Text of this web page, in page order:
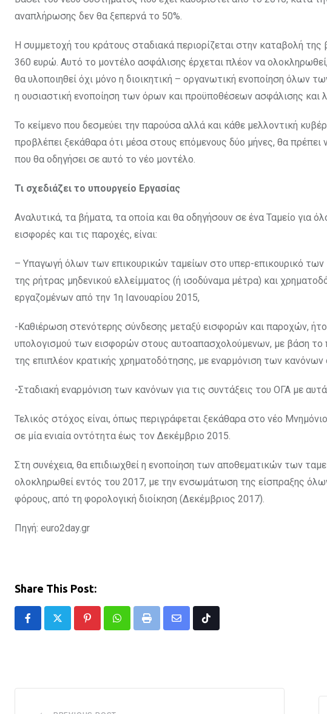
αναπλήρωσης δεν θα ξεπερνά το 50%.
Η συμμετοχή του κράτους σταδιακά περιορίζεται στην καταβολή
360 ευρώ. Αυτό το μοντέλο ασφάλισης έρχεται πλέον να
θα υλοποιηθεί όχι μόνο η διοικητική – οργανωτική ενοποίηση όλων
η ουσιαστική ενοποίηση των όρων και προϋποθέσεων ασφάλισης και
Το κείμενο που δεσμεύει την παρούσα αλλά και κάθε μελλοντική
προβλέπει ξεκάθαρα ότι μέσα στους επόμενους δύο μήνες, θα πρέπει
που θα οδηγήσει σε αυτό το νέο μοντέλο.
Τι σχεδιάζει το υπουργείο Εργασίας
Αναλυτικά, τα βήματα, τα οποία και θα οδηγήσουν σε ένα Ταμείο για
εισφορές και τις παροχές, είναι:
– Υπαγωγή όλων των επικουρικών ταμείων στο υπερ-επικουρικό
της ρήτρας μηδενικού ελλείμματος (ή ισοδύναμα μέτρα) και
εργαζομένων από την 1η Ιανουαρίου 2015,
-Καθιέρωση στενότερης σύνδεσης μεταξύ εισφορών και παροχών,
υπολογισμού των εισφορών στους αυτοαπασχολούμενων, με βάση το
της επιπλέον κρατικής χρηματοδότησης, με εναρμόνιση των
-Σταδιακή εναρμόνιση των κανόνων για τις συντάξεις του ΟΓΑ με
Τελικός στόχος είναι, όπως περιγράφεται ξεκάθαρα στο νέο
σε μία ενιαία οντότητα έως τον Δεκέμβριο 2015.
Στη συνέχεια, θα επιδιωχθεί η ενοποίηση των αποθεματικών των
ολοκληρωθεί εντός του 2017, με την ενσωμάτωση της είσπραξης
φόρους, από τη φορολογική διοίκηση (Δεκέμβριος 2017).
Πηγή: euro2day.gr
Share This Post:
PinterestWhatsappPrint
Share
Tiktok